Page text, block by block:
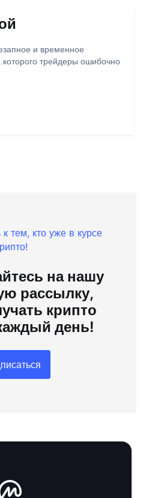
и временное
трейдеры ошибочно
тем, кто уже в курсе
на нашу
рассылку,
крипто
день!